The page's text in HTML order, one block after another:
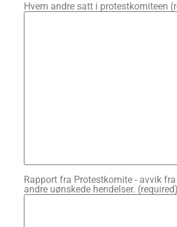
Hvem andre satt i protestkomiteen
Rapport fra Protestkomite - avvik
andre uønskede hendelser. (required)